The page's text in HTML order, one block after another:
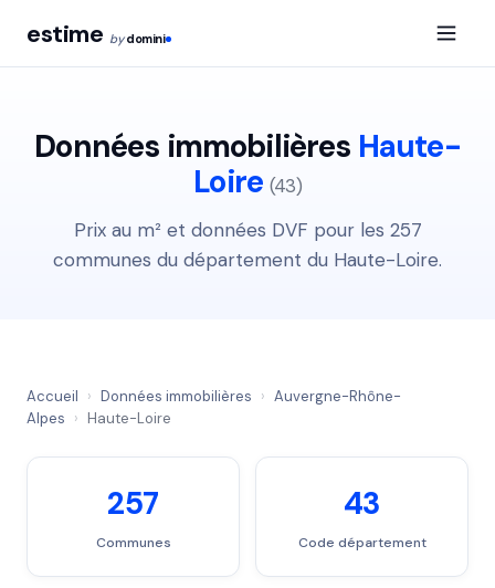
estime bydomini
Données immobilières Haute-
Loire (43)
Prix au m² et données DVF pour les 257
communes du département du Haute-Loire.
Accueil › Données immobilières › Auvergne-Rhône-
Alpes › Haute-Loire
257
Communes
43
Code département